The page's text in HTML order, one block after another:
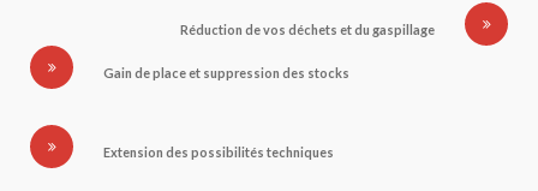
Réduction de vos déchets et du gaspillage
Gain de place et suppression des stocks
Extension des possibilités techniques